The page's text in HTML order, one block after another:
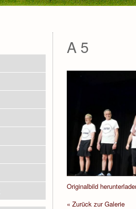
A 5
Originalbild
« Zurück zur Galerie